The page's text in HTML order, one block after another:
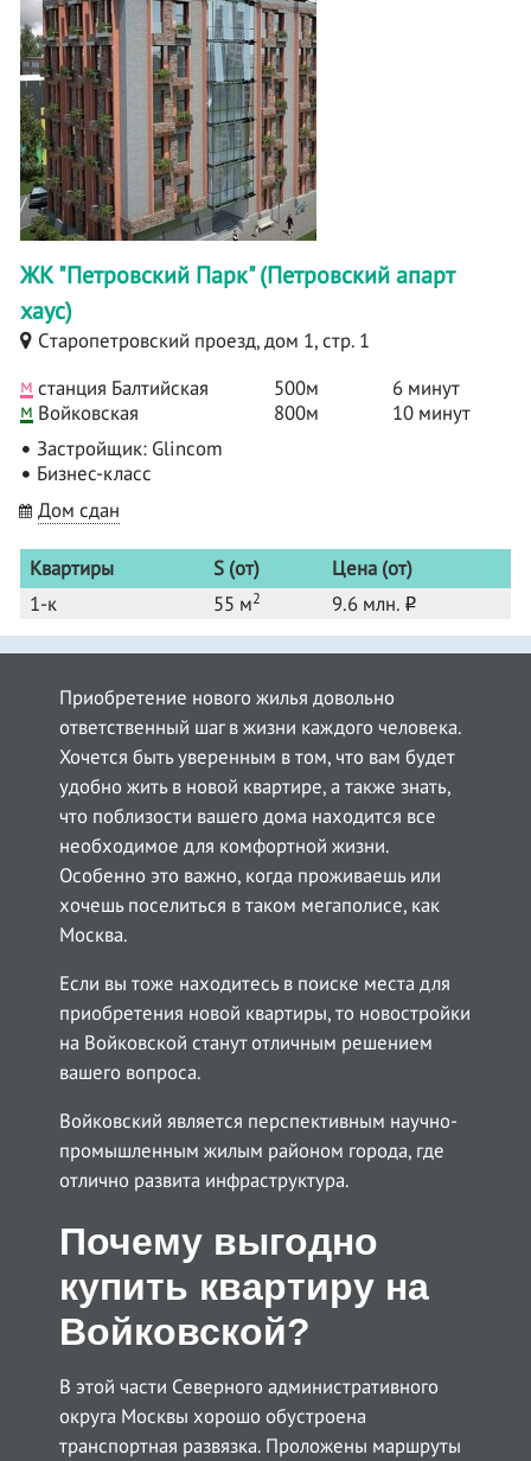
ЖК "Петровский Парк" (Петровский апарт
хаус)
Cтаропетровский проезд, дом 1, стр. 1
м станция Балтийская 500м
6 минут
м Войковская 800м
10 минут
Застройщик: Glincom
Бизнес-класс
Дом сдан
Квартиры S (от)
Цена (от)
1-к
55 м2 9.6 млн. o
Приобретение нового жилья довольно
ответственный шаг в жизни каждого человека.
Хочется быть уверенным в том, что вам будет
удобно жить в новой квартире, а также знать,
что поблизости вашего дома находится все
необходимое для комфортной жизни.
Особенно это важно, когда проживаешь или
хочешь поселиться в таком мегаполисе, как
Москва.
Если вы тоже находитесь в поиске места для
приобретения новой квартиры, то новостройки
на Войковской станут отличным решением
вашего вопроса.
Войковский является перспективным научно-
промышленным жилым районом города, где
отлично развита инфраструктура.
Почему выгодно
купить квартиру на
Войковской?
В этой части Северного административного
округа Москвы хорошо обустроена
транспортная развязка. Проложены маршруты